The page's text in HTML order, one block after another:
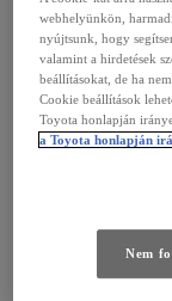
webhelyünkön,
nyújtsunk, hogy
valamint a hirdetések
beállításokat, de ha
Cookie beállítások
Toyota honlapján
a Toyota honlapján
Nem